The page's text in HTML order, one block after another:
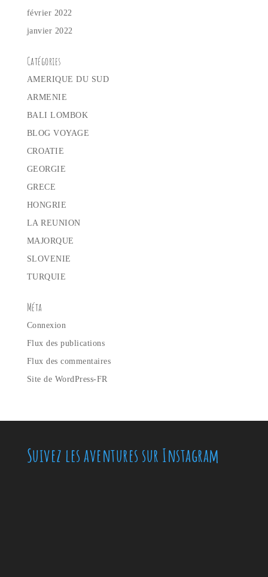
février 2022
janvier 2022
Catégories
AMERIQUE DU SUD
ARMENIE
BALI LOMBOK
BLOG VOYAGE
CROATIE
GEORGIE
GRECE
HONGRIE
LA REUNION
MAJORQUE
SLOVENIE
TURQUIE
Méta
Connexion
Flux des publications
Flux des commentaires
Site de WordPress-FR
Suivez les aventures sur Instagram